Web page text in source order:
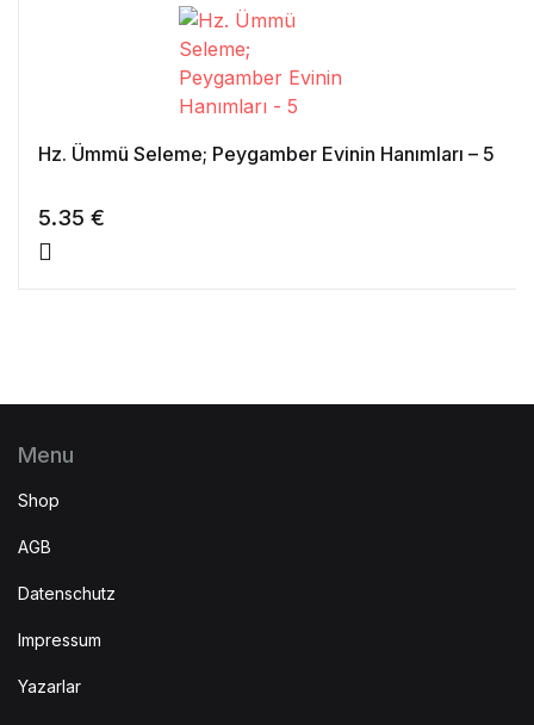
Hz. Ümmü Seleme; Peygamber Evinin Hanımları – 5
5.35 €
Menu
Shop
AGB
Datenschutz
Impressum
Yazarlar